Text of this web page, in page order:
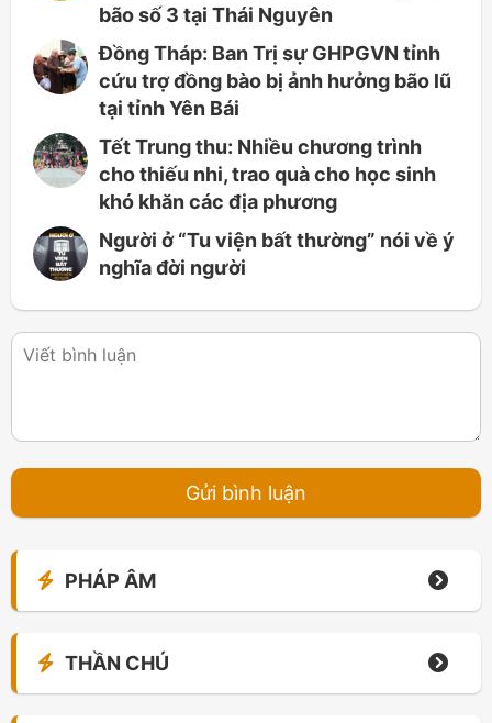
bão số 3 tại Thái Nguyên
Đồng Tháp: Ban Trị sự GHPGVN tỉnh
cứu trợ đồng bào bị ảnh hưởng bão lũ
tại tỉnh Yên Bái
Tết Trung thu: Nhiều chương trình
cho thiếu nhi, trao quà cho học sinh
khó khăn các địa phương
Người ở “Tu viện bất thường” nói về ý
nghĩa đời người
PHÁP ÂM
THẦN CHÚ